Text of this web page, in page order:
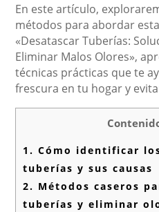
En este artículo,
métodos para abordar
«Desatascar Tuberías:
Eliminar Malos Olores»,
técnicas prácticas que te
frescura en tu hogar y
1. Cómo identificar
tuberías y sus causas
2. Métodos caseros
tuberías y eliminar